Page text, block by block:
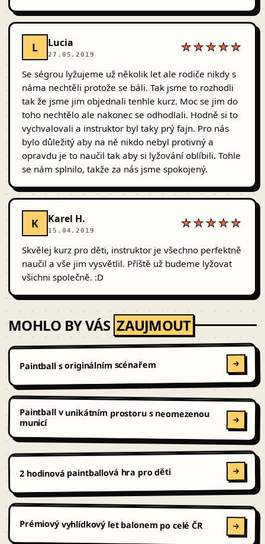
L Lucia
27.05.2019
★★★★★
Se ségrou lyžujeme už několik let ale rodiče nikdy s
náma nechtěli protože se báli. Tak jsme to rozhodli
tak že jsme jim objednali tenhle kurz. Moc se jim do
toho nechtělo ale nakonec se odhodlali. Hodně si to
vychvalovali a instruktor byl taky prý fajn. Pro nás
bylo důležitý aby na ně nikdo nebyl protivný a
opravdu je to naučil tak aby si lyžování oblíbili. Tohle
se nám splnilo, takže za nás jsme spokojený.
K Karel H.
15.04.2019
★★★★★
Skvělej kurz pro děti, instruktor je všechno perfektně
naučil a vše jim vysvětlil. Příště už budeme lyžovat
všichni společně. :D
MOHLO BY VÁS ZAUJMOUT
Paintball s originálním scénařem
Paintball v unikátním prostoru s neomezenou
municí
2 hodinová paintballová hra pro děti
Prémiový vyhlídkový let balonem po celé ČR